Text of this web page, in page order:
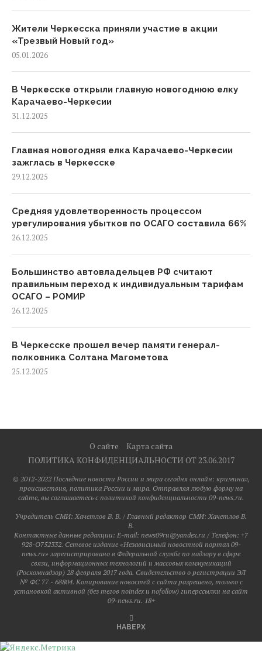
Жители Черкесска приняли участие в акции
«Трезвый Новый год»
05.01.2026
В Черкесске открыли главную новогоднюю елку
Карачаево-Черкесии
31.12.2025
Главная новогодняя елка Карачаево-Черкесии
зажглась в Черкесске
29.12.2025
Средняя удовлетворенность процессом
урегулирования убытков по ОСАГО составила 66%
26.12.2025
Большинство автовладельцев РФ считают
правильным переход к индивидуальным тарифам
ОСАГО – РОМИР
26.12.2025
В Черкесске прошел вечер памяти генерал-
полковника Солтана Магометова
25.12.2025
О сайте
Карта сайта
ПОЛИТИКА КОНФИДЕНЦИАЛЬНОСТИ ОТ 23.06.2017
© 2012-2022 Последние новости России и мира сегодня онлайн: криминал,
происшествия, политика России и мира. Отправляя любую форму на
сайте, вы соглашаетесь с политикой конфиденциальности 09-news.ru.
Учредитель СМИ: Хaчeтлoв B. B. / Главный редактор СМИ: Хaчeтлoв B.
B.
Контактные данные редакции: E-mail: news09ru@yandex.ru / Телефон: +7
928-O752332. Сетевое издание «Независимый новостной портал 09-
news.ru» зарегистрировано в Федеральной службе по надзору в сфере
связи, информационных технологий и массовых коммуникаций
(Роскомнадзор) 28 февраля 2017 года. Свидетельство о регистрации ЭЛ
№ ФС 77 - 68804. Копирование новостей с сайта разрешено, только с
установкой активной (без тегов noindex и nofollow) гиперссылки на сайт
09-news.ru. 18+
НАВЕРХ